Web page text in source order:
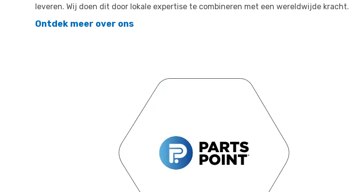
leveren. Wij doen dit door lokale expertise te combineren met een wereldwijde kracht.
Ontdek meer over ons